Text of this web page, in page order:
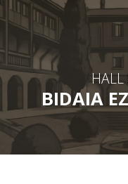
Skip
to
HALL
BIDAIA